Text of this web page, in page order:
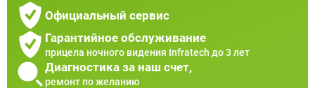
Официальный сервис
Гарантийное обслуживание
прицела ночного видения Infratech до 3 лет
Диагностика за наш счет,
ремонт по желанию